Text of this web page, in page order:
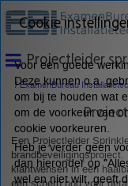
Projectleider
ExamenBureau
Een Projectleider
klantwensen in een
een scherp oog voor
Cookie
Voor een goede
Deze kunnen o.a.
om bij te houden wat
om de voorkeur van
cookie voorkeuren.
Heb je verder geen
dan hieronder op
wel en niet wilt, geeft